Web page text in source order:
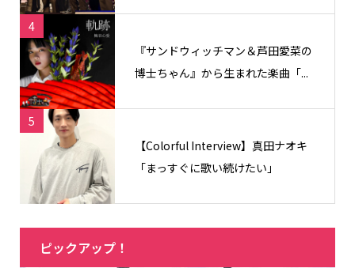
4
『サンドウィッチマン＆芦田愛菜の
博士ちゃん』から生まれた楽曲「...
5
【Colorful Interview】真田ナオキ
「まっすぐに歌い続けたい」
ピックアップ！